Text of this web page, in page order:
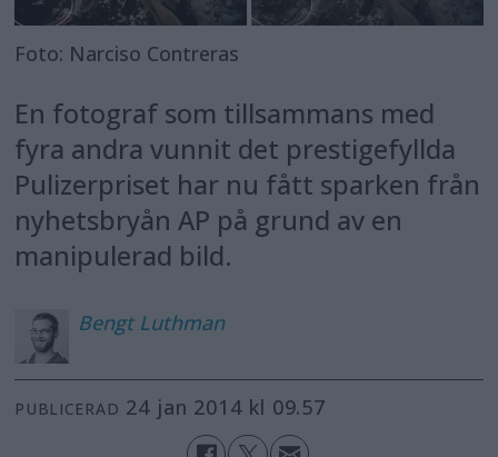
Foto: Narciso Contreras
En fotograf som tillsammans med
fyra andra vunnit det prestigefyllda
Pulizerpriset har nu fått sparken från
nyhetsbryån AP på grund av en
manipulerad bild.
Bengt Luthman
PUBLICERAD 24 jan 2014 kl 09.57